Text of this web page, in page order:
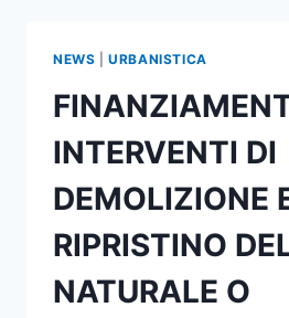
NEWS |URBANISTICA
INTERVENTI DI
DEMOLIZIONE
RIPRISTINO
NATURALE O